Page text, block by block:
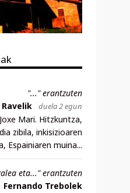
"..." erantzuten
duela 2 egun
Mari. Hitzkuntza,
zibila, inkisizioaren
Espainiaren muina...
eta..." erantzuten
Fernando Trebolek